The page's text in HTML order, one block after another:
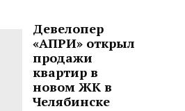
Девелопер
«АПРИ» открыл
продажи
квартир в
новом ЖК в
Челябинске